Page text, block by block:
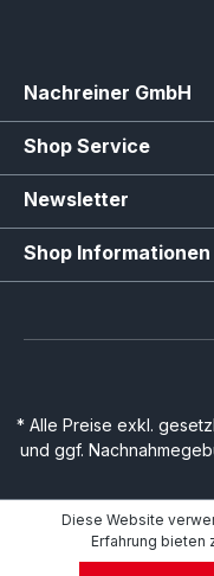
Nachreiner GmbH
Shop Service
Newsletter
Shop Informationen
* Alle Preise exkl.
und ggf.
Diese Website
Erfahrung bieten